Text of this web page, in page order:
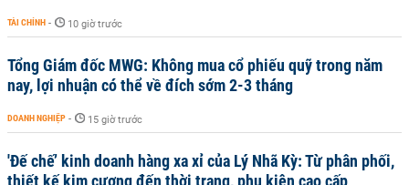
TÀI CHÍNH - 10 giờ trước
Tổng Giám đốc MWG: Không mua cổ phiếu quỹ trong năm
nay, lợi nhuận có thể về đích sớm 2-3 tháng
DOANH NGHIỆP - 15 giờ trước
'Đế chế’ kinh doanh hàng xa xỉ của Lý Nhã Kỳ: Từ phân phối,
thiết kế kim cương đến thời trang, phụ kiện cao cấp